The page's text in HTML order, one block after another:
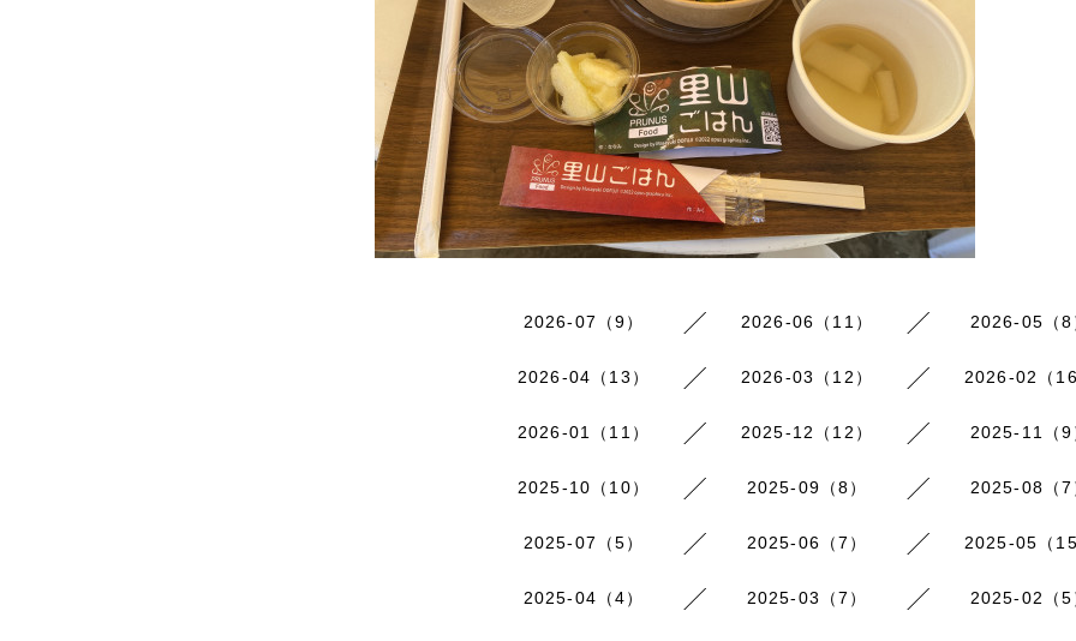
2026-07（9） 2026-06（11） 2026-05（8
2026-04（13） 2026-03（12） 2026-02（16
2026-01（11） 2025-12（12） 2025-11（9
2025-10（10） 2025-09（8） 2025-08（7
2025-07（5） 2025-06（7） 2025-05（15
2025-04（4） 2025-03（7） 2025-02（5